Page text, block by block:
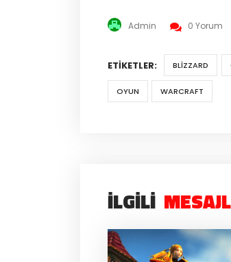
Admin 0 Yorum
ETIKETLER: BLIZZARD
OYUN WARCRAFT
İLGILI